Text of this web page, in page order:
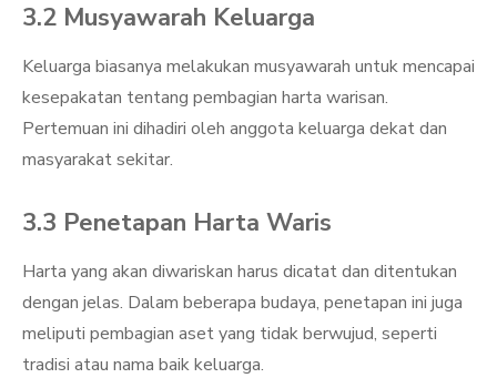
3.2 Musyawarah Keluarga
Keluarga biasanya melakukan musyawarah untuk mencapai
kesepakatan tentang pembagian harta warisan.
Pertemuan ini dihadiri oleh anggota keluarga dekat dan
masyarakat sekitar.
3.3 Penetapan Harta Waris
Harta yang akan diwariskan harus dicatat dan ditentukan
dengan jelas. Dalam beberapa budaya, penetapan ini juga
meliputi pembagian aset yang tidak berwujud, seperti
tradisi atau nama baik keluarga.